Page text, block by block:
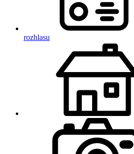
rozhlasu